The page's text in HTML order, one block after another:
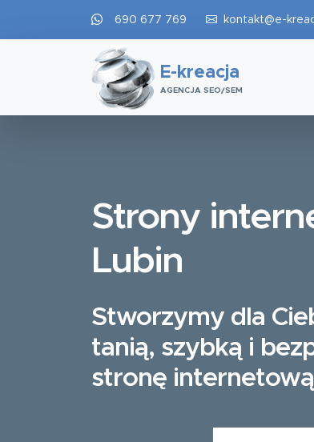
690 677 769 kontakt@e-
E-kreacja
AGENCJA SEO/SEM
Strony
Lubin
Stworzymy dla
tanią, szybką i
stronę